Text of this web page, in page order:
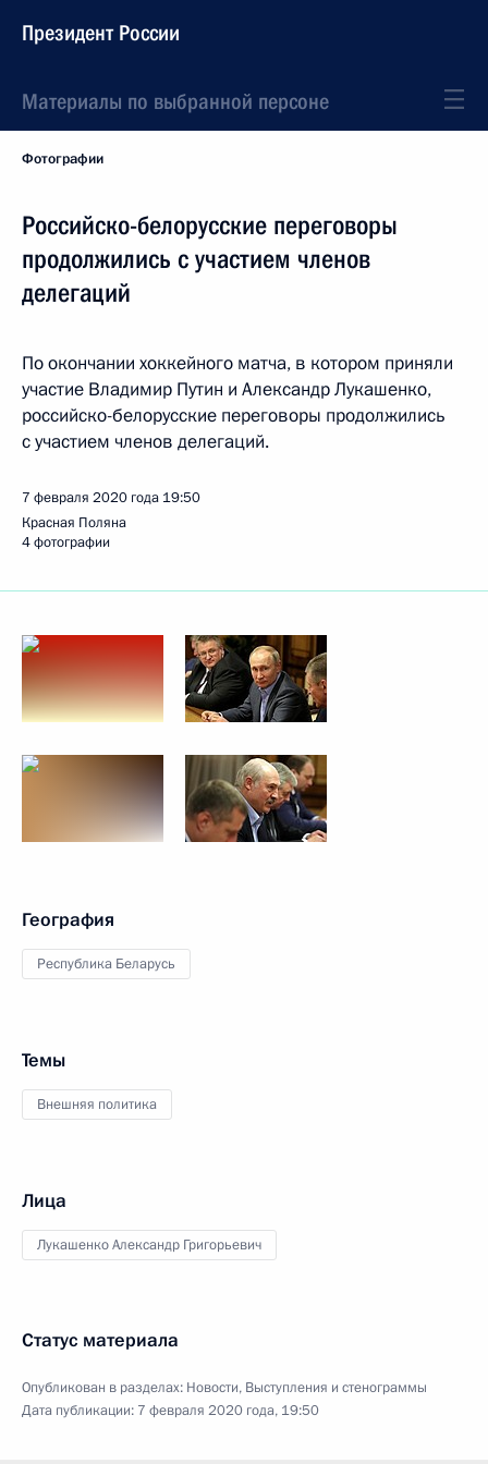
Президент России
Материалы по выбранной персоне
Фотографии
Российско-белорусские переговоры
продолжились с участием членов
делегаций
По окончании хоккейного матча, в котором приняли
участие Владимир Путин и Александр Лукашенко,
российско-белорусские переговоры продолжились
с участием членов делегаций.
7 февраля 2020 года 19:50
Красная Поляна
4 фотографии
География
Республика Беларусь
Темы
Внешняя политика
Лица
Лукашенко Александр Григорьевич
Статус материала
Опубликован в разделах: Новости, Выступления и стенограммы
Дата публикации: 7 февраля 2020 года, 19:50